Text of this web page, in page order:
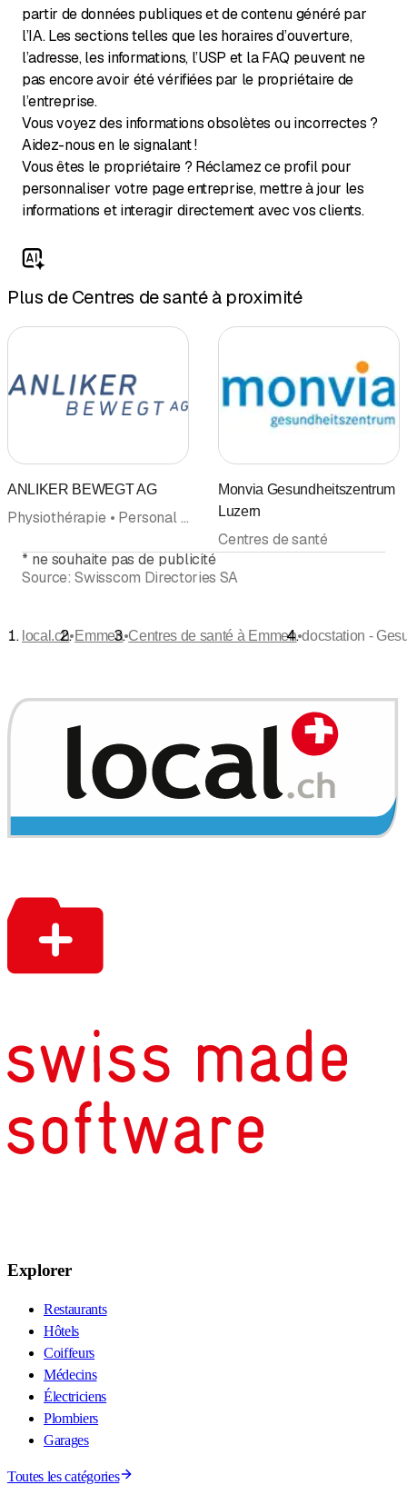
partir de données publiques et de contenu généré par
l’IA. Les sections telles que les horaires d’ouverture,
l’adresse, les informations, l’USP et la FAQ peuvent ne
pas encore avoir été vérifiées par le propriétaire de
l’entreprise.
Vous voyez des informations obsolètes ou incorrectes ?
Aidez-nous en le signalant !
Vous êtes le propriétaire ? Réclamez ce profil pour
personnaliser votre page entreprise, mettre à jour les
informations et interagir directement avec vos clients.
Plus de Centres de santé à proximité
ANLIKER BEWEGT AG
Physiothérapie • Personal Training • Médecine du Sport et de l’Exercice • Centres de santé • Prévention • Médecins
Monvia Gesundheitszentrum
Luzern
Centres de santé
*ne souhaite pas de publicité
Source: Swisscom Directories SA
local.ch•Emmen•Centres de santé à Emmen•docstation -
Explorer
Restaurants
Hôtels
Coiffeurs
Médecins
Électriciens
Plombiers
Garages
Toutes les catégories